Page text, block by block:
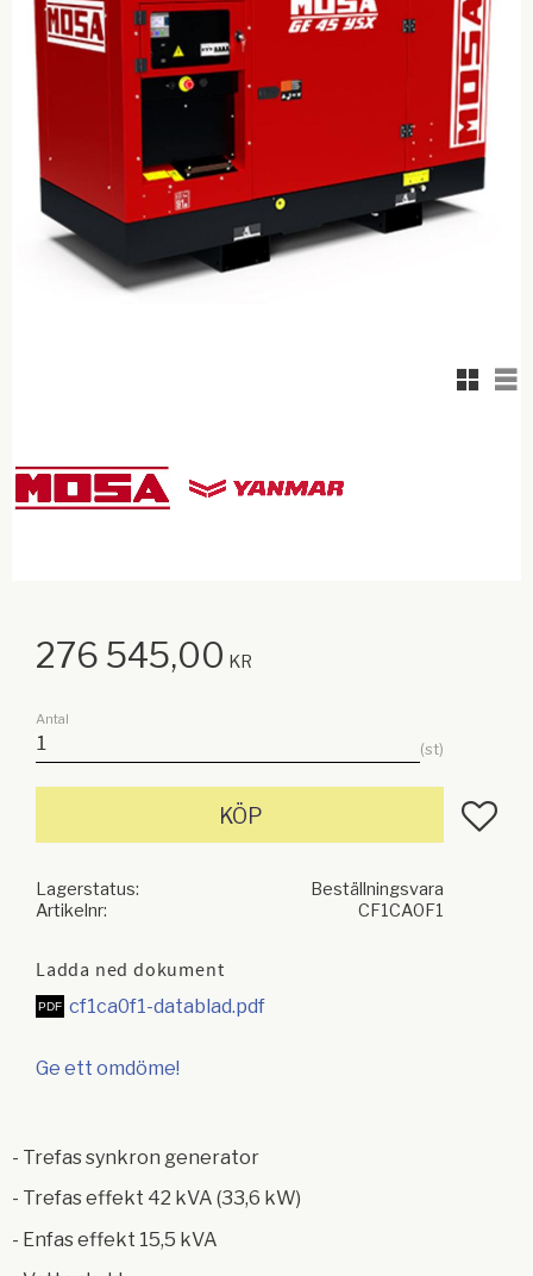
276 545,00 KR
Antal
st
KÖP Lägg
Lagerstatus
Beställningsvara
Artikelnr
CF1CA0F1
Ladda ned dokument
cf1ca0f1-datablad.pdf
Ge ett omdöme!
- Trefas synkron generator
- Trefas effekt 42 kVA (33,6 kW)
- Enfas effekt 15,5 kVA